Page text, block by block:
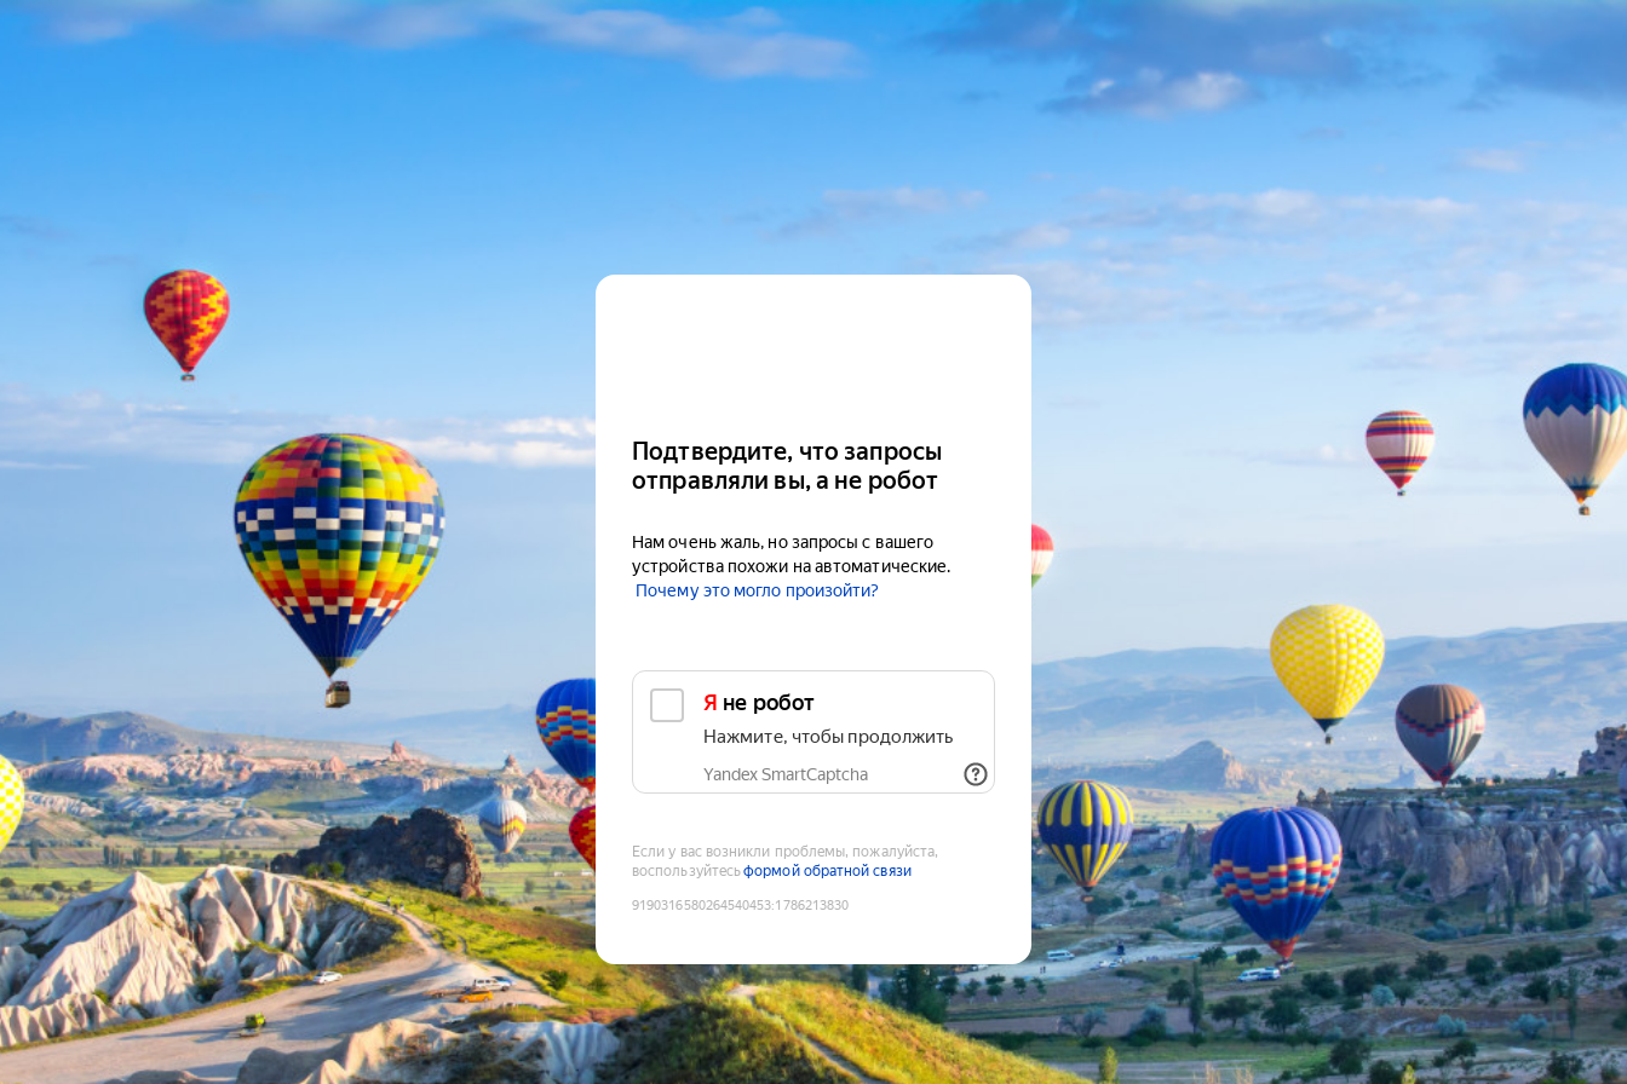
Подтвердите, что запросы
отправляли вы, а не робот
Нам очень жаль, но запросы с вашего
устройства похожи на автоматические.
Почему это могло произойти?
Я не робот
Нажмите, чтобы продолжить
Yandex SmartCaptcha
Если у вас возникли проблемы, пожалуйста,
воспользуйтесьформой обратной связи
9190316580264540453:1786213830